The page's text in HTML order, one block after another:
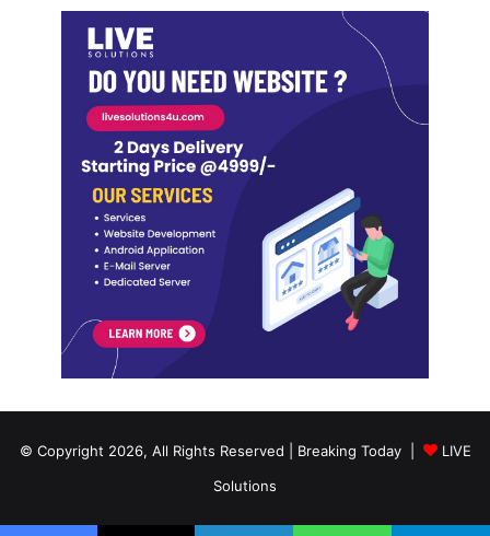
© Copyright 2026, All Rights Reserved | Breaking Today |
LIVE
Solutions